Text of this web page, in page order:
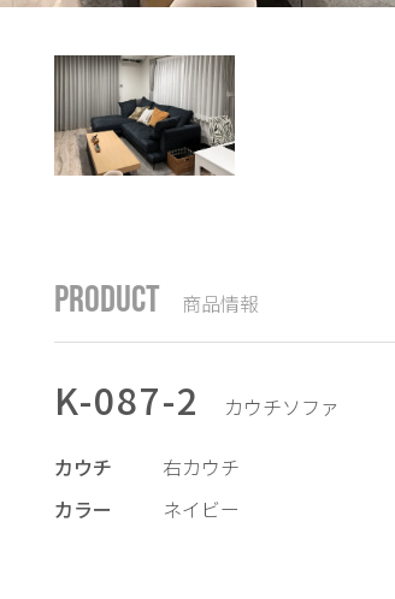
PRODUCT 商品情報
K-087-2 カウチソファ
カウチ
右カウチ
カラー
ネイビー